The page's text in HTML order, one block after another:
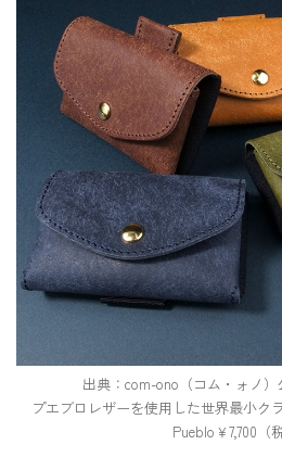
出典：com-ono（コム・ォノ
プエブロレザーを使用した世界最小ク
Pueblo￥7,700（